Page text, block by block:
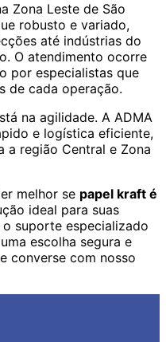
Zona Leste de São
robusto e variado,
até indústrias do
O atendimento ocorre
por especialistas que
de cada operação.
na agilidade. A ADMA
e logística eficiente,
a região Central e Zona
melhor se papel kraft é
ideal para suas
suporte especializado
escolha segura e
e converse com nosso